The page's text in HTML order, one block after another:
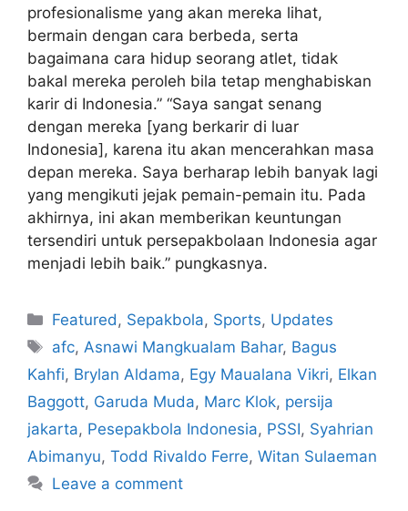
profesionalisme yang akan mereka lihat,
bermain dengan cara berbeda, serta
bagaimana cara hidup seorang atlet, tidak
bakal mereka peroleh bila tetap menghabiskan
karir di Indonesia.” “Saya sangat senang
dengan mereka [yang berkarir di luar
Indonesia], karena itu akan mencerahkan masa
depan mereka. Saya berharap lebih banyak lagi
yang mengikuti jejak pemain-pemain itu. Pada
akhirnya, ini akan memberikan keuntungan
tersendiri untuk persepakbolaan Indonesia agar
menjadi lebih baik.” pungkasnya.
Featured , Sepakbola, Sports, Updates
afc, Asnawi Mangkualam Bahar, Bagus
Kahfi, Brylan Aldama, Egy Maualana Vikri, Elkan
Baggott, Garuda Muda, Marc Klok, persija
jakarta, Pesepakbola Indonesia, PSSI, Syahrian
Abimanyu, Todd Rivaldo Ferre, Witan Sulaeman
Leave a comment